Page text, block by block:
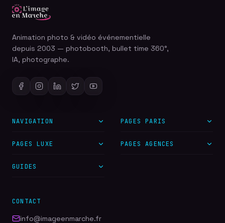
Animation photo & vidéo événementielle
depuis 2003 — photobooth, bullet time 360°,
IA, photographe.
NAVIGATION PAGES PARIS
PAGES LUXE PAGES AGENCES
GUIDES
CONTACT
info@imageenmarche.fr